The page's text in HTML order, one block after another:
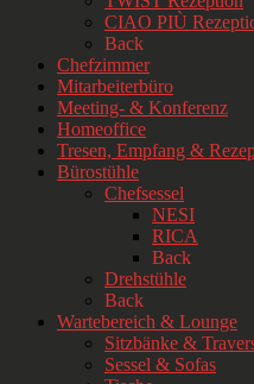
CIAO PIÙ
Back
Chefzimmer
Mitarbeiterbüro
Meeting- & Konferenz
Homeoffice
Tresen, Empfang &
Bürostühle
Chefsessel
NESI
RICA
Back
Drehstühle
Back
Wartebereich & Lounge
Sitzbänke &
Sessel & Sofas